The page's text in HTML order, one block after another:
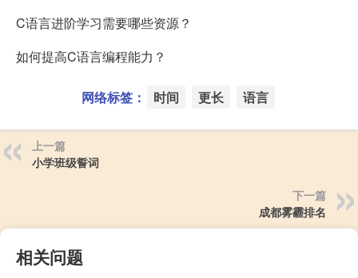
C语言进阶学习需要哪些资源？
如何提高C语言编程能力？
网络标签： 时间 更长 语言
上一篇
小学班级誓词
下一篇
成都雾霾排名
相关问题